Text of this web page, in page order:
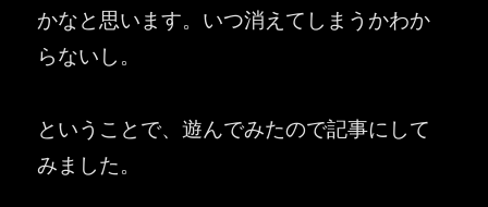
かなと思います。いつ消えてしまうかわか
らないし。
ということで、遊んでみたので記事にして
みました。